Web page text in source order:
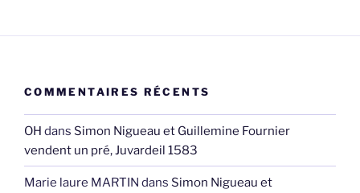
COMMENTAIRES RÉCENTS
OH dans Simon Nigueau et Guillemine Fournier
vendent un pré, Juvardeil 1583
Marie laure MARTIN dans Simon Nigueau et